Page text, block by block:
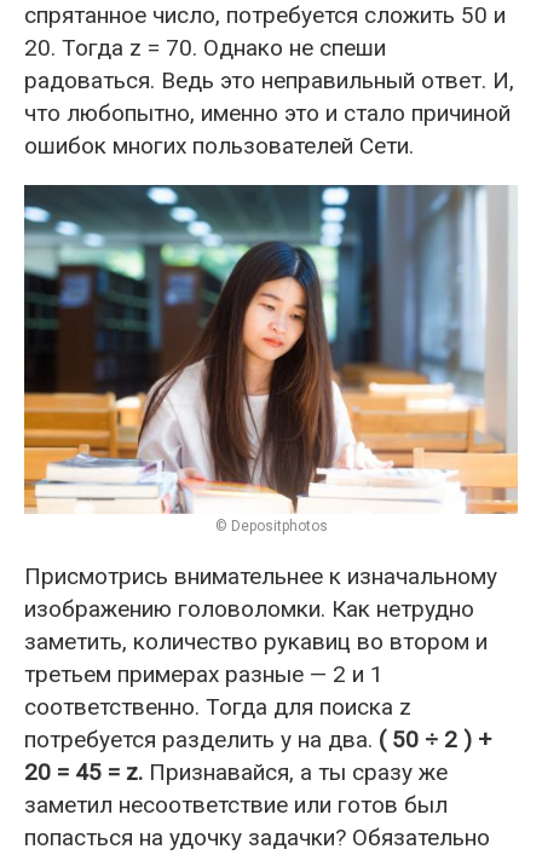
спрятанное число, потребуется сложить 50 и
20. Тогда z = 70. Однако не спеши
радоваться. Ведь это неправильный ответ. И,
что любопытно, именно это и стало причиной
ошибок многих пользователей Сети.
© Depositphotos
Присмотрись внимательнее к изначальному
изображению головоломки. Как нетрудно
заметить, количество рукавиц во втором и
третьем примерах разные — 2 и 1
соответственно. Тогда для поиска z
потребуется разделить y на два. ( 50 ÷ 2 ) +
20 = 45 = z. Признавайся, а ты сразу же
заметил несоответствие или готов был
попасться на удочку задачки? Обязательно